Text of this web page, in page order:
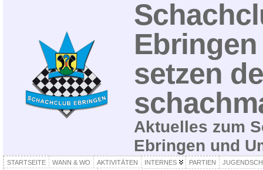
setzen
Aktuelles zum
Ebringen und
STARTSEITE WANN & WO AKTIVITÄTEN INTERNES PARTIEN